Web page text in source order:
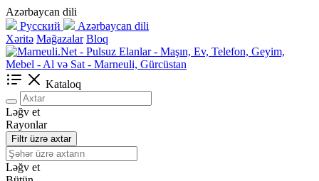
Azərbaycan dili
Русский
Azərbaycan dili
Xəritə Mağazalar Bloq
Kataloq
Ləğv et
Rayonlar
Filtr üzrə axtar
Ləğv et